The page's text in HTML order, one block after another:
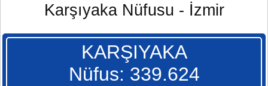
Karşıyaka Nüfusu - İzmir
KARŞIYAKA
Nüfus: 339.624